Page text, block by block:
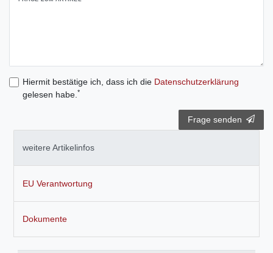
Hiermit bestätige ich, dass ich die Daten­schutz­erklärung
gelesen habe. *
Frage senden
weitere Artikelinfos
EU Verantwortung
Dokumente